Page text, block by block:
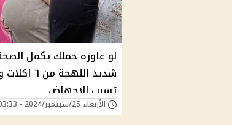
لو عاوزه حملك يكمل
شديد
تسبب الإجهاض
الأربعاء 25/سبتمبر/2024 - 03:33 م